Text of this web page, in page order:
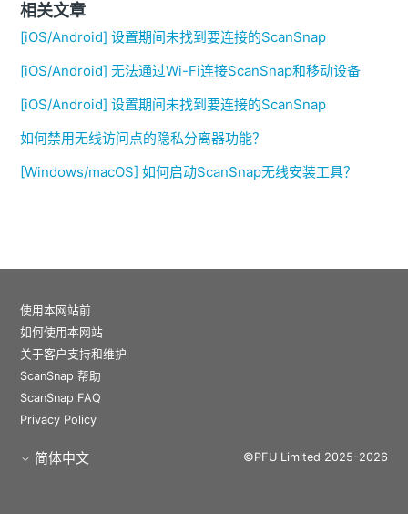
相关文章
[iOS/Android] 设置期间未找到要连接的ScanSnap
[iOS/Android] 无法通过Wi-Fi连接ScanSnap和移动设备
[iOS/Android] 设置期间未找到要连接的ScanSnap
如何禁用无线访问点的隐私分离器功能？
[Windows/macOS] 如何启动ScanSnap无线安装工具？
使用本网站前
如何使用本网站
关于客户支持和维护
ScanSnap 帮助
ScanSnap FAQ
Privacy Policy
简体中文 ©PFU Limited 2025-2026